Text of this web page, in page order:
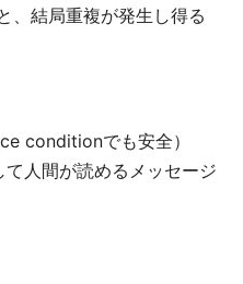
、結局重複が発生し得る
conditionでも安全）
人間が読めるメッセージ